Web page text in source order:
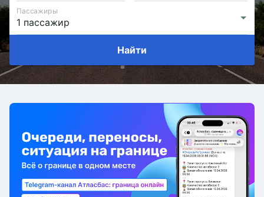
Пассажиры
Найти